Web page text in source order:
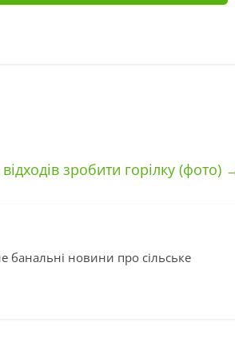
зробити горілку (фото)
банальні новини про сільське